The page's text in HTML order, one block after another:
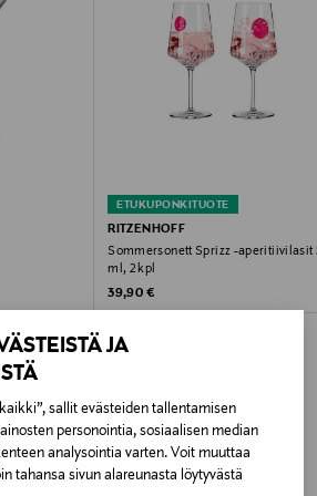
JA
sallit evästeiden tallentamisen
personointia, sosiaalisen median
analysointia varten. Voit muuttaa
tahansa sivun alareunasta löytyvästä
ETUKUPONKITUOTE
RITZENHOFF
Sommersonett Sprizz -aperitiivilasit
ml, 2 kpl
Original Price
39,90 €